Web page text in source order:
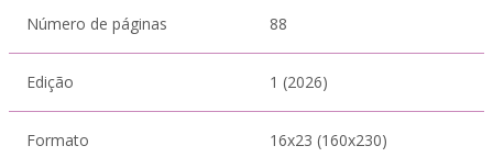
Número de páginas 88
Edição 1 (2026)
Formato 16x23 (160x230)